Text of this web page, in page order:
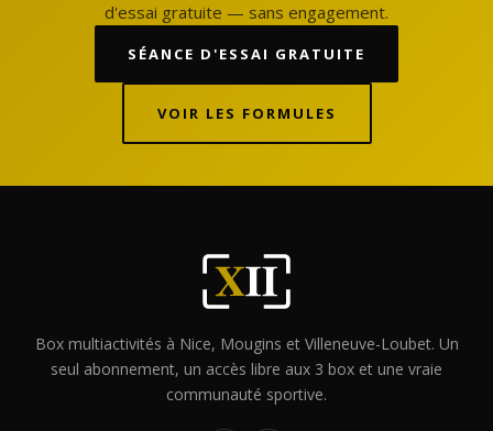
d'essai gratuite — sans engagement.
SÉANCE D'ESSAI GRATUITE
VOIR LES FORMULES
Box multiactivités à Nice, Mougins et Villeneuve-Loubet. Un
seul abonnement, un accès libre aux 3 box et une vraie
communauté sportive.